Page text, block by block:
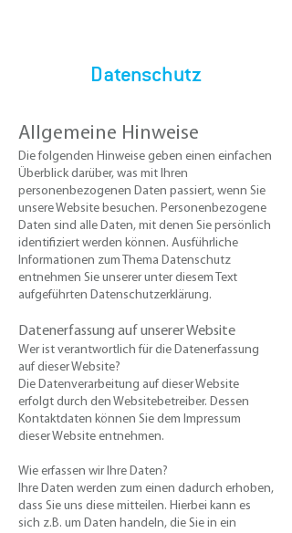
Datenschutz
Allgemeine Hinweise​
Die folgenden Hinweise geben einen einfachen
Überblick darüber, was mit Ihren
personenbezogenen Daten passiert, wenn Sie
unsere Website besuchen. Personenbezogene
Daten sind alle Daten, mit denen Sie persönlich
identifiziert werden können. Ausführliche
Informationen zum Thema Datenschutz
entnehmen Sie unserer unter diesem Text
aufgeführten Datenschutzerklärung.
Datenerfassung auf unserer Website
​​Wer ist verantwortlich für die Datenerfassung
auf dieser Website?
​Die Datenverarbeitung auf dieser Website
erfolgt durch den Websitebetreiber. Dessen
Kontaktdaten können Sie dem Impressum
dieser Website entnehmen.​
Wie erfassen wir Ihre Daten?​
Ihre Daten werden zum einen dadurch erhoben,
dass Sie uns diese mitteilen. Hierbei kann es
sich z.B. um Daten handeln, die Sie in ein